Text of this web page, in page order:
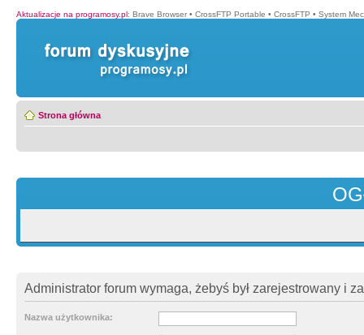
Aktualizacje na programosy.pl: Brave Browser • CrossFTP Portable • CrossFTP • System
Strona główna
Administrator forum wymaga, żebyś był zarejestrowany i
Nazwa użytkownika: